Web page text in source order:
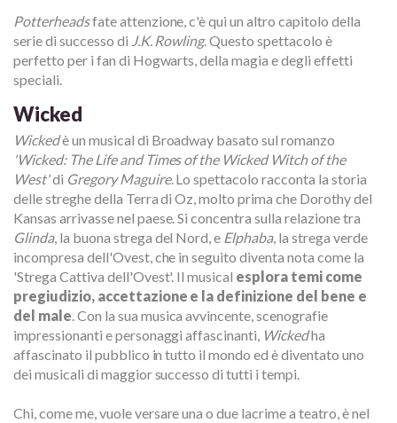
Potterheadsfate attenzione, c'è qui un altro capitolo della
serie di successo di J.K. Rowling. Questo spettacolo è
perfetto per i fan di Hogwarts, della magia e degli effetti
speciali.
Wicked
Wickedè un musical di Broadway basato sul romanzo
'Wicked: The Life and Times of the Wicked Witch of the
West'di Gregory Maguire. Lo spettacolo racconta la storia
delle streghe della Terra di Oz, molto prima che Dorothy del
Kansas arrivasse nel paese. Si concentra sulla relazione tra
Glinda, la buona strega del Nord, e Elphaba, la strega verde
incompresa dell'Ovest, che in seguito diventa nota come la
'Strega Cattiva dell'Ovest'. Il musical esplora temi come
pregiudizio, accettazione e la definizione del bene e
del male. Con la sua musica avvincente, scenografie
impressionanti e personaggi affascinanti, Wickedha
affascinato il pubblico in tutto il mondo ed è diventato uno
dei musicali di maggior successo di tutti i tempi.
Chi, come me, vuole versare una o due lacrime a teatro, è nel